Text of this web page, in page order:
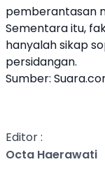
pemberantasan
Sementara itu,
hanyalah sikap
persidangan.
Sumber:
Editor :
Octa Haerawati